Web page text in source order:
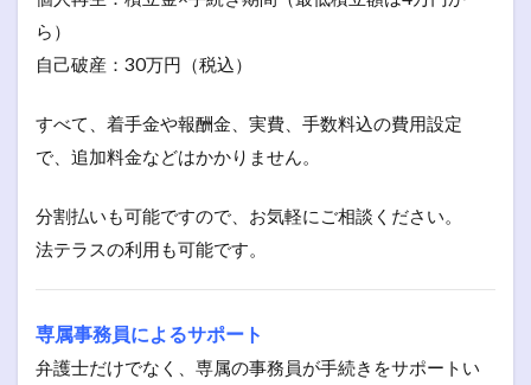
ら）
自己破産：30万円（税込）
すべて、着手金や報酬金、実費、手数料込の費用設定
で、追加料金などはかかりません。
分割払いも可能ですので、お気軽にご相談ください。
法テラスの利用も可能です。
専属事務員によるサポート
弁護士だけでなく、専属の事務員が手続きをサポートい